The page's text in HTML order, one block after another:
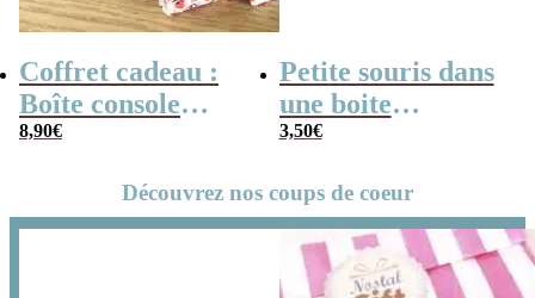
Coffret cadeau :
Boîte console
rétro remplie de
8,90€
Petite souris dans
une boite
d’allumette de
Merry
Christmouse
3,50€
Découvrez nos coups de coeur